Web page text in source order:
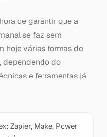
de garantir que a
se faz sem
hoje várias formas de
dependendo do
e ferramentas já
Zapier, Make, Power